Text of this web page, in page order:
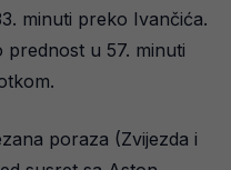
minuti preko Ivančića.
prednost u 57. minuti
poraza (Zvijezda i